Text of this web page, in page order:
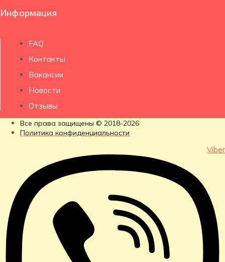
Информация
FAQ
Контакты
Вакансии
Новости
Отзывы
Все права защищены © 2018-2026
Политика конфиденциальности
Viber